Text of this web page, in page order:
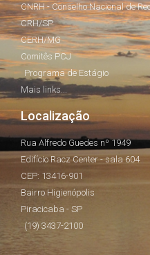
CNRH - Conselho Nacional de
CRH/SP
CERH/MG
Comitês PCJ
Programa de Estágio
Mais links...
Localização
Rua Alfredo Guedes nº 1949
Edifício Racz Center - sala 604
CEP: 13416-901
Bairro Higienópolis
Piracicaba - SP
(19) 3437-2100